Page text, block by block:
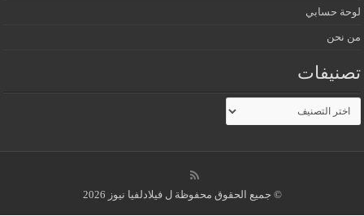
لوحة حسابي
من نحن
تصنيفات
تصنيفات
© جميع الحقوق محفوظة ل فيلادلفيا نيوز 2026